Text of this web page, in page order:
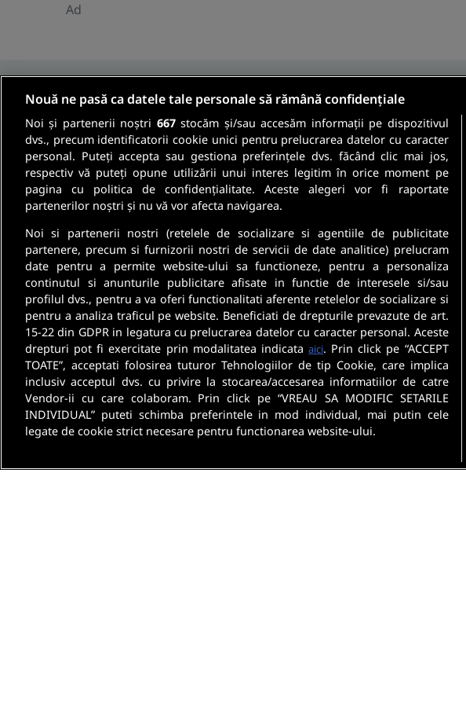
Ad
Fii informat
Aboneaza-te la newsletter-ul nostru si primeste cele mai
oferte de munca si informatii despre cariera direct in
Nouă ne pasă ca datele tale personale să rămână confidențiale
Noi și partenerii noștri 667stocăm și/sau accesăm informații pe dispozitivul
dvs., precum identificatorii cookie unici pentru prelucrarea datelor cu caracter
personal. Puteți accepta sau gestiona preferințele dvs. făcând clic mai jos,
respectiv vă puteți opune utilizării unui interes legitim în orice moment pe
pagina cu politica de confidențialitate. Aceste alegeri vor fi raportate
partenerilor noștri și nu vă vor afecta navigarea.
Noi si partenerii nostri (retelele de socializare si agentiile de publicitate
partenere, precum si furnizorii nostri de servicii de date analitice) prelucram
date pentru a permite website-ului sa functioneze, pentru a personaliza
continutul si anunturile publicitare afisate in functie de interesele si/sau
profilul dvs., pentru a va oferi functionalitati aferente retelelor de socializare si
pentru a analiza traficul pe website. Beneficiati de drepturile prevazute de art.
15-22 din GDPR in legatura cu prelucrarea datelor cu caracter personal. Aceste
drepturi pot fi exercitate prin modalitatea indicata aici. Prin click pe “ACCEPT
TOATE”, acceptati folosirea tuturor Tehnologiilor de tip Cookie, care implica
inclusiv acceptul dvs. cu privire la stocarea/accesarea informatiilor de catre
Vendor-ii cu care colaboram. Prin click pe “VREAU SA MODIFIC SETARILE
INDIVIDUAL” puteti schimba preferintele in mod individual, mai putin cele
legate de cookie strict necesare pentru functionarea website-ului.